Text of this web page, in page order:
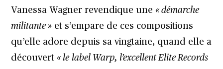
Vanessa Wagner revendique une « démarche
militante » et s’empare de ces compositions
qu’elle adore depuis sa vingtaine, quand elle a
découvert « le label Warp, l’excellent Elite Records